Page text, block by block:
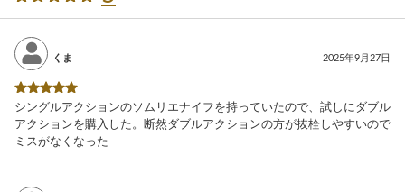
くま 2025年9月27日
シングルアクションのソムリエナイフを持っていたので、試しにダブル
アクションを購入した。断然ダブルアクションの方が抜栓しやすいので
ミスがなくなった